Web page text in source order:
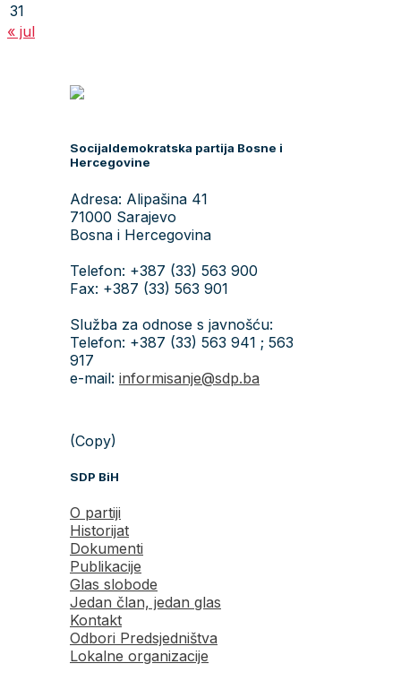
31
« jul
Socijaldemokratska partija Bosne i
Hercegovine
Adresa: Alipašina 41
71000 Sarajevo
Bosna i Hercegovina
Telefon: +387 (33) 563 900
Fax: +387 (33) 563 901
Služba za odnose s javnošću:
Telefon: +387 (33) 563 941 ; 563
917
e-mail: informisanje@sdp.ba
(Copy)
SDP BiH
O partiji
Historijat
Dokumenti
Publikacije
Glas slobode
Jedan član, jedan glas
Kontakt
Odbori Predsjedništva
Lokalne organizacije